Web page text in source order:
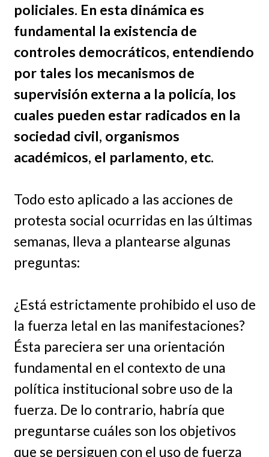
policiales. En esta dinámica es
fundamental la existencia de
controles democráticos, entendiendo
por tales los mecanismos de
supervisión externa a la policía, los
cuales pueden estar radicados en la
sociedad civil, organismos
académicos, el parlamento, etc.
Todo esto aplicado a las acciones de
protesta social ocurridas en las últimas
semanas, lleva a plantearse algunas
preguntas:
¿Está estrictamente prohibido el uso de
la fuerza letal en las manifestaciones?
Ésta pareciera ser una orientación
fundamental en el contexto de una
política institucional sobre uso de la
fuerza. De lo contrario, habría que
preguntarse cuáles son los objetivos
que se persiguen con el uso de fuerza